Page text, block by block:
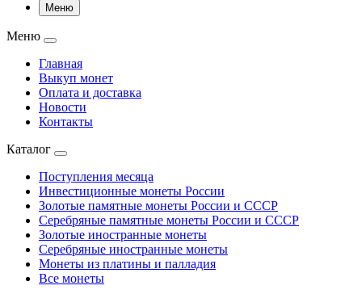
Меню
Меню
Главная
Выкуп монет
Оплата и доставка
Новости
Контакты
Каталог
Поступления месяца
Инвестиционные монеты России
Золотые памятные монеты России и СССР
Серебряные памятные монеты России и СССР
Золотые иностранные монеты
Серебряные иностранные монеты
Монеты из платины и палладия
Все монеты